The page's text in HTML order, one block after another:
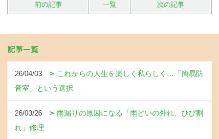
前の記事 一覧 次の記事
記事一覧
26/04/03
これからの人生を楽しく私らしく…「簡易防
音室」という選択
26/03/26
雨漏りの原因になる「雨どいの外れ、ひび割
れ」修理